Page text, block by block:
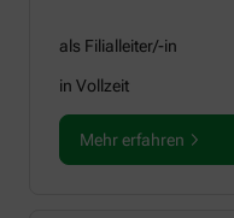
als Filialleiter/-in
in Vollzeit
Mehr erfahren